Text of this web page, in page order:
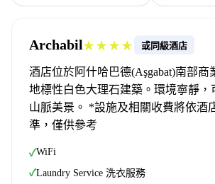
Archabil★★★★ 或同級酒店
酒店位於阿什哈巴德(Aşgabat)南部商
地標性白色大理石建築。環境寧靜，
山脈美景。 *設施及相關收費將依酒
準，僅供參考
✓WiFi
✓Laundry Service 洗衣服務